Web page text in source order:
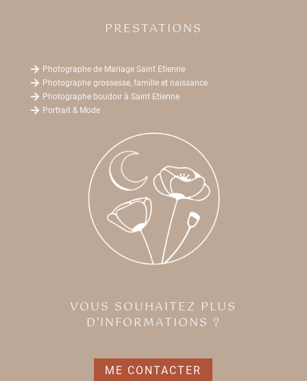
PRESTATIONS
 Photographe de Mariage Saint Etienne
 Photographe grossesse, famille et naissance
 Photographe boudoir à Saint Etienne
 Portrait & Mode
VOUS SOUHAITEZ PLUS
D’INFORMATIONS ?
ME CONTACTER